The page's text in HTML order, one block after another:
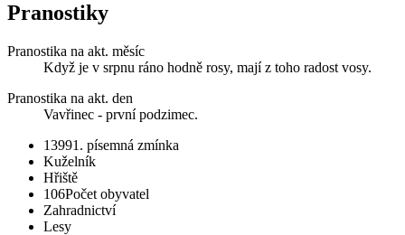
Pranostiky
Pranostika na akt. měsíc
Když je v srpnu ráno hodně rosy, mají z toho radost vosy.
Pranostika na akt. den
Vavřinec - první podzimec.
13991. písemná zmínka
Kuželník
Hřiště
106Počet obyvatel
Zahradnictví
Lesy